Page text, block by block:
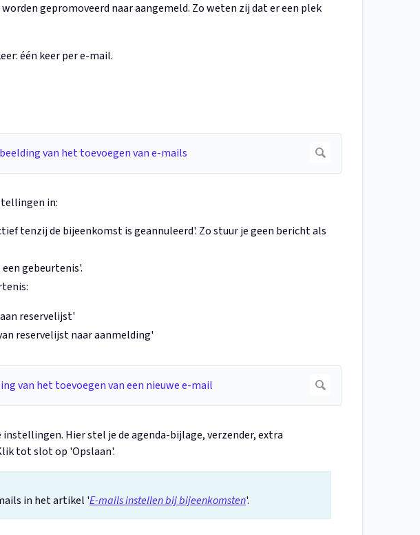
gepromoveerd naar aangemeld. Zo weten zij dat er een plek
één keer per e-mail.
in:
tenzij de bijeenkomst is geannuleerd'. Zo stuur je geen bericht als
gebeurtenis'.
reservelijst'
reservelijst naar aanmelding'
Hier stel je de agenda-bijlage, verzender, extra
tot slot op 'Opslaan'.
in het artikel 'E-mails instellen bij bijeenkomsten'.